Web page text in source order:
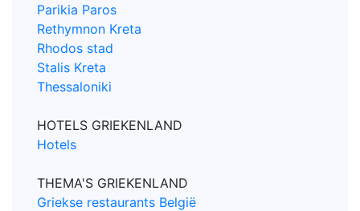
Parikia Paros
Rethymnon Kreta
Rhodos stad
Stalis Kreta
Thessaloniki
HOTELS GRIEKENLAND
Hotels
THEMA'S GRIEKENLAND
Griekse restaurants België